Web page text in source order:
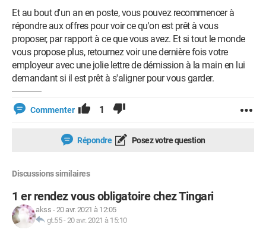
Et au bout d'un an en poste, vous pouvez recommencer à
répondre aux offres pour voir ce qu'on est prêt à vous
proposer, par rapport à ce que vous avez. Et si tout le monde
vous propose plus, retournez voir une dernière fois votre
employeur avec une jolie lettre de démission à la main en lui
demandant si il est prêt à s'aligner pour vous garder.
Commenter 1
Répondre Posez votre question
Discussions similaires
1 er rendez vous obligatoire chez Tingari
akss -20 avr. 2021 à 12:05
gt.55-20 avr. 2021 à 15:10